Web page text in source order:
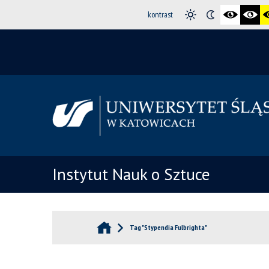
kontrast
Instytut Nauk o Sztuce
Tag "Stypendia Fulbrighta"